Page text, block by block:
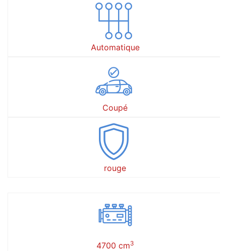
Automatique
Coupé
rouge
4700 cm3